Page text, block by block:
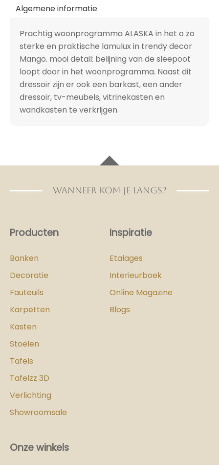
Algemene informatie
Prachtig woonprogramma ALASKA in het o zo
sterke en praktische lamulux in trendy decor
Mango. mooi detail: belijning van de sleepoot
loopt door in het woonprogramma. Naast dit
dressoir zijn er ook een barkast, een ander
dressoir, tv-meubels, vitrinekasten en
wandkasten te verkrijgen.
WANNEER KOM JE LANGS?
Producten
Banken
Decoratie
Fauteuils
Karpetten
Kasten
Stoelen
Tafels
Tafelzz 3D
Verlichting
Showroomsale
Inspiratie
Etalages
Interieurboek
Online Magazine
Blogs
Onze winkels